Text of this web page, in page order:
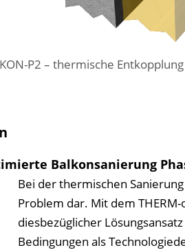
P2 – thermische
Balkonsanierung
Bei der thermischen
Problem dar. Mit dem
diesbezüglicher
Bedingungen als